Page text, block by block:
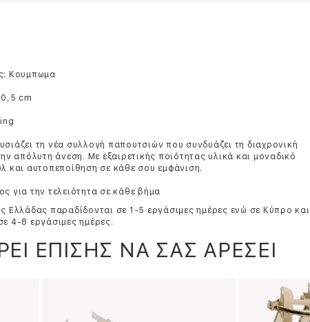
Κουμπωμα
cm
τη νέα συλλογή παπουτσιών που συνδυάζει τη διαχρονική
απόλυτη άνεση. Με εξαιρετικής ποιότητας υλικά και μοναδικό
και αυτοπεποίθηση σε κάθε σου εμφάνιση.
για την τελειότητα σε κάθε βήμα
Ελλάδας παραδίδονται σε 1-5 εργάσιμες ημέρες ενώ σε Κύπρο και
4-8 εργάσιμες ημέρες.
ΕΠΙΣΗΣ ΝΑ ΣΑΣ ΑΡΕΣΕΙ